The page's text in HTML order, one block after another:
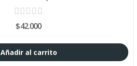
$42.000
Añadir al carrito